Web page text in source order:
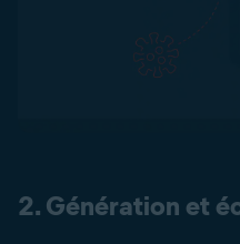
2. Génération et